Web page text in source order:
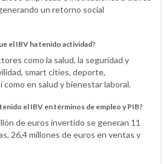
un retorno social
el IBV ha tenido actividad?
como la salud, la seguridad y
smart cities, deporte,
como en salud y bienestar laboral.
el IBV en términos de empleo y PIB?
de euros invertido se generan 11
26,4 millones de euros en ventas y